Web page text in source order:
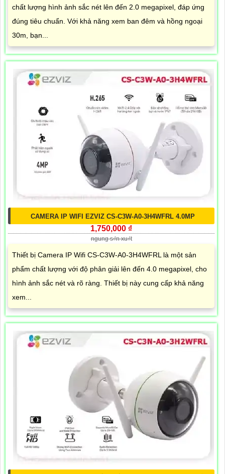
chất lượng hình ảnh sắc nét lên đến 2.0 megapixel, đáp ứng
đúng tiêu chuẩn. Với khả năng xem ban đêm và hồng ngoại
30m, bạn...
CAMERA IP WIFI EZVIZ CS-C3W-A0-3H4WFRL 4.0MP
1,750,000 ₫
ngung s₫n xu₫t
Thiết bị Camera IP Wifi CS-C3W-A0-3H4WFRL là một sản
phẩm chất lượng với độ phân giải lên đến 4.0 megapixel, cho
hình ảnh sắc nét và rõ ràng. Thiết bị này cung cấp khả năng
xem...